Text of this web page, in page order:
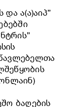
ა(ა)აიპ”
ბაღების